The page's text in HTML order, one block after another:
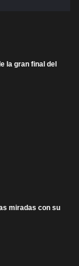
la gran final del
miradas con su